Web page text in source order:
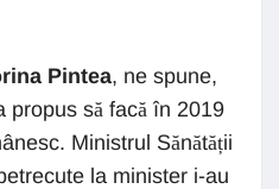
Pintea, ne spune,
propus să facă în 2019
Ministrul Sănătății
la minister i-au